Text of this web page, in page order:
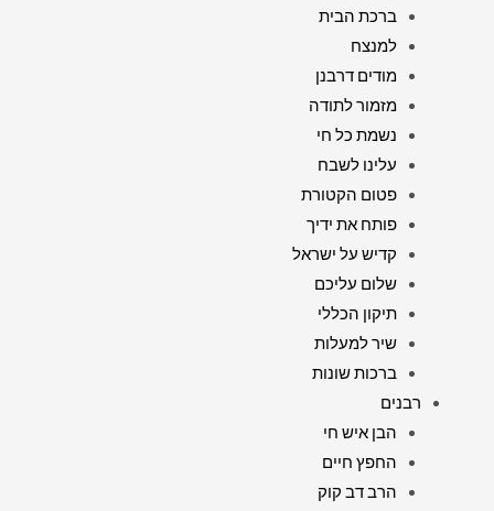
ברכת הבית
למנצח
מודים דרבנן
מזמור לתודה
נשמת כל חי
עלינו לשבח
פטום הקטורת
פותח את ידיך
קדיש על ישראל
שלום עליכם
תיקון הכללי
שיר למעלות
ברכות שונות
רבנים
הבן איש חי
החפץ חיים
הרב דב קוק